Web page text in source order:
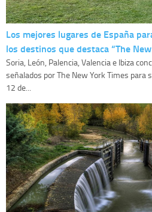
Los mejores lugares de España
los destinos que destaca “The
Soria, León, Palencia, Valencia e Ibiza
señalados por The New York Times para
12 de...